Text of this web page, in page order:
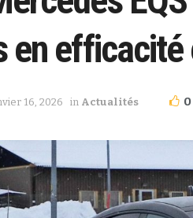
en
16, 2026 in Actualités 0